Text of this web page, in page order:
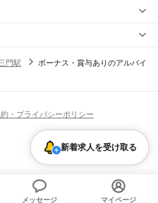
八千代市我孫子市鴨川市鎌ケ谷市
印西市白井市富里市南房総市
印旛郡 香取郡山武郡 長生郡夷隅郡
津田沼駅幕張本郷駅幕張駅
横芝駅飯倉駅 干潟駅
バー（BAR）・バーテンダー
店長・マネージャー）
ルートセールス
販店・携帯販売（携帯ショップ）
髪型・髪色自由
留学生・外国人活躍中
週2・3日からOK 週4日以上OK
門駅
ボーナス・賞与ありのアルバイ
新着求人を受け取る
・プライバシーポリシー
メッセージ マイページ